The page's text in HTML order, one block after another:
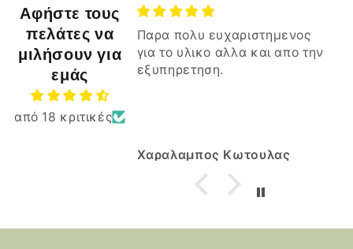
Αφήστε τους
πελάτες να
μιλήσουν για
εμάς
από 18 κριτικές
Παρα πολυ ευχαριστημενος
για το υλικο αλλα και απο την
εξυπηρετηση.
Χαραλαμπος Κωτουλας
Ξεπέρασε κατα
πασίγνωστα
ΣΤΕΛΙΟΣ